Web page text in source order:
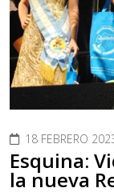
18 FEBRERO
Esquina:
la nueva